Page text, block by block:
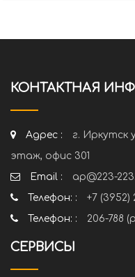
КОНТАКТНАЯ
Адрес :
г. Иркутск
этаж, офис 301
Email :
ap@223-
Телефон: :
+7
Телефон: :
206-788
СЕРВИСЫ